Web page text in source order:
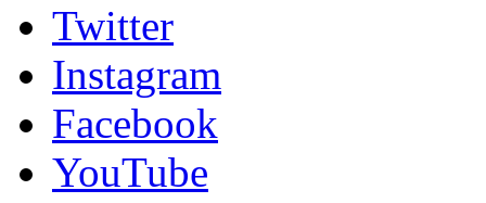
グッズ
ファンコミュニティ
ホームタウン
コラム
その他
TEAM
2026/27トップチーム
2026/27トップチームスタッフ
Twitter
Instagram
Facebook
YouTube